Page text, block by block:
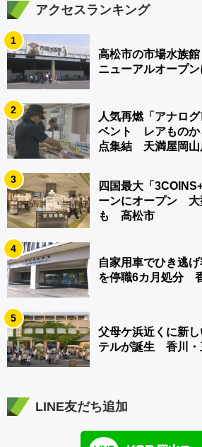
アクセスランキング
1
高松市の市場水族
ニューアルオープ
2
人気再燃「アナロ
ベント レアもの
点集結 天満屋岡山
3
四国最大「
ーンにオープン 大
も 高松市
4
自家用車でひき逃
を停職6カ月処分
5
父母ケ浜近くに新
テルが誕生 香川・
LINE友だち追加